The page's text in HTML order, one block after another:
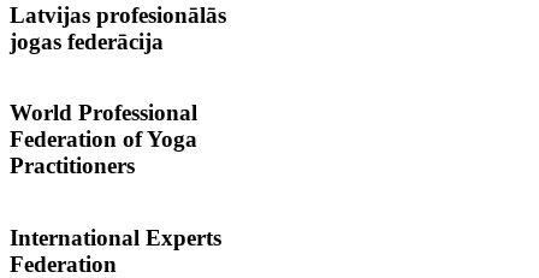
Latvijas profesionālās
jogas federācija
World Professional
Federation of Yoga
Practitioners
International Experts
Federation